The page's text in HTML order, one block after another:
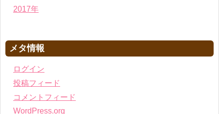
2017年
メタ情報
ログイン
投稿フィード
コメントフィード
WordPress.org